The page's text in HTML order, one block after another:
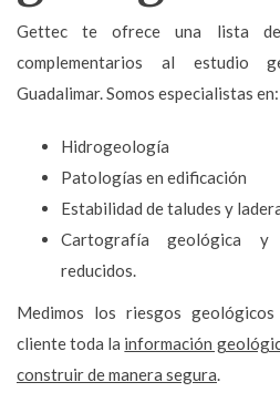
Gettec te ofrece una lista
complementarios al estudio
Guadalimar. Somos especialistas en:
Hidrogeología
Patologías en edificación
Estabilidad de taludes y
Cartografía geológica y
reducidos.
Medimos los riesgos
cliente toda la información
construir de manera segura.